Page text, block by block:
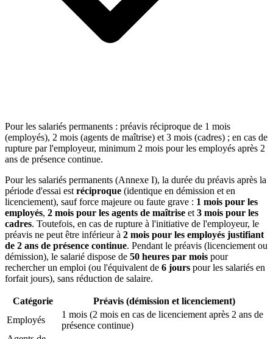
Pour les salariés permanents : préavis réciproque de 1 mois
(employés), 2 mois (agents de maîtrise) et 3 mois (cadres) ; en cas de
rupture par l'employeur, minimum 2 mois pour les employés après 2
ans de présence continue.
Pour les salariés permanents (Annexe I), la durée du préavis après la
période d'essai est réciproque (identique en démission et en
licenciement), sauf force majeure ou faute grave : 1 mois pour les
employés, 2 mois pour les agents de maîtrise et 3 mois pour les
cadres. Toutefois, en cas de rupture à l'initiative de l'employeur, le
préavis ne peut être inférieur à 2 mois pour les employés justifiant
de 2 ans de présence continue. Pendant le préavis (licenciement ou
démission), le salarié dispose de 50 heures par mois pour
rechercher un emploi (ou l'équivalent de 6 jours pour les salariés en
forfait jours), sans réduction de salaire.
Catégorie
Préavis (démission et licenciement)
Employés
1 mois (2 mois en cas de licenciement après 2 ans de
présence continue)